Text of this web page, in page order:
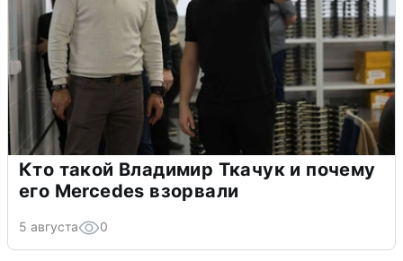
Кто такой Владимир Ткачук и почему
его Mercedes взорвали
5 августа 0